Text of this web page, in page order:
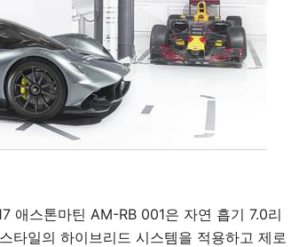
애스톤마틴 AM-RB 001은 자연 흡기 7.0리
타일의 하이브리드 시스템을 적용하고 제로